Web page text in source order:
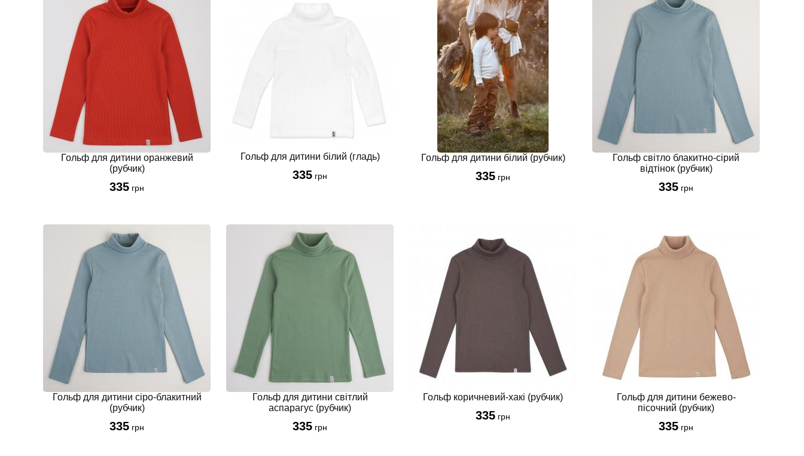
128 см(7-8р)
134 см(8-9 р)
140-146 см
140 см(9-10р)
140 см
146 см(10-11р)
Гольф для дитини оранжевий
(рубчик)
335 грн
Гольф для дитини білий (гладь)
335 грн
Гольф для дитини білий (рубчик)
335 грн
Гольф світло блакитно-сірий
відтінок (рубчик)
335 грн
Гольф для дитини сіро-блакитний
(рубчик)
335 грн
Гольф для дитини світлий
аспарагус (рубчик)
335 грн
Гольф коричневий-хакі (рубчик)
335 грн
Гольф для дитини бежево-
пісочний (рубчик)
335 грн